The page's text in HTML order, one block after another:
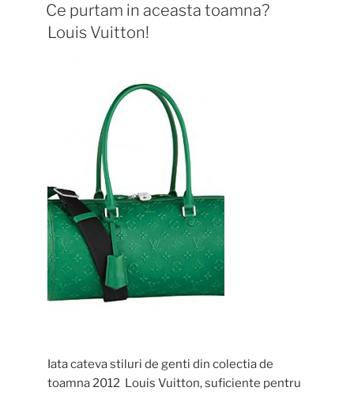
Ce purtam in aceasta toamna?
Louis Vuitton!
Iata cateva stiluri de genti din colectia de
toamna 2012 Louis Vuitton, suficiente pentru